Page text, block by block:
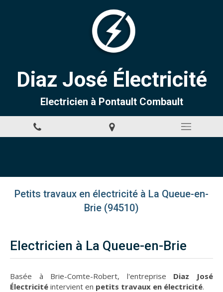
Diaz José Électricité
Electricien à Pontault Combault
Petits travaux en électricité à La Queue-en-
Brie (94510)
Electricien à La Queue-en-Brie
Basée à Brie-Comte-Robert, l'entreprise Diaz José
Électricité intervient en petits travaux en électricité.